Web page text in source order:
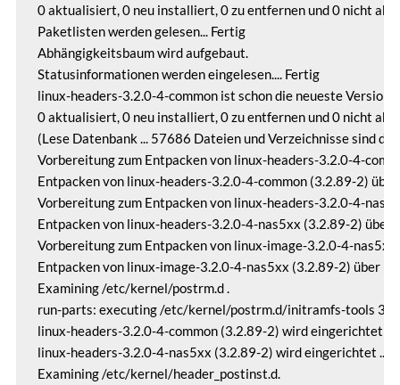
0 aktualisiert, 0 neu installiert, 0 zu entfernen und 0 nicht
Paketlisten werden gelesen... Fertig
Abhängigkeitsbaum wird aufgebaut.
Statusinformationen werden eingelesen.... Fertig
linux-headers-3.2.0-4-common ist schon die neueste Version.
0 aktualisiert, 0 neu installiert, 0 zu entfernen und 0 nicht
(Lese Datenbank ... 57686 Dateien und Verzeichnisse sind
Vorbereitung zum Entpacken von linux-headers-3.2.0-4-
Entpacken von linux-headers-3.2.0-4-common (3.2.89-2) über
Vorbereitung zum Entpacken von linux-headers-3.2.0-4-
Entpacken von linux-headers-3.2.0-4-nas5xx (3.2.89-2) über
Vorbereitung zum Entpacken von linux-image-3.2.0-4-
Entpacken von linux-image-3.2.0-4-nas5xx (3.2.89-2) über
Examining /etc/kernel/postrm.d .
run-parts: executing /etc/kernel/postrm.d/initramfs-tools
linux-headers-3.2.0-4-common (3.2.89-2) wird eingerichtet ...
linux-headers-3.2.0-4-nas5xx (3.2.89-2) wird eingerichtet ...
Examining /etc/kernel/header_postinst.d.